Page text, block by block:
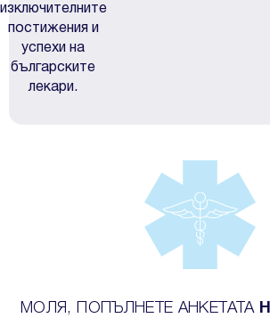
изключителните
постижения и
успехи на
българските
лекари.
МОЛЯ, ПОПЪЛНЕТЕ АНКЕТАТА